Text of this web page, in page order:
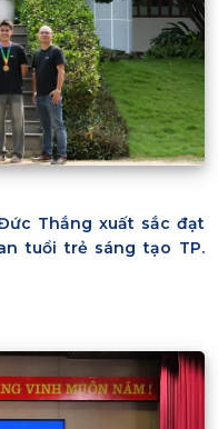
Thắng xuất sắc đạt
tuổi trẻ sáng tạo TP.